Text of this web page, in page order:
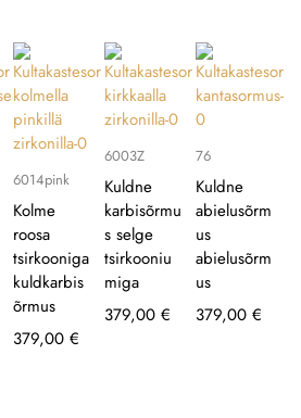
6014pink
Kolme
roosa
tsirkooniga
kuldkarbis
õrmus
379,00 €
6003Z
Kuldne
karbisõrmu
s selge
tsirkooniu
miga
379,00 €
76
Kuldne
abielusõrm
us
abielusõrm
us
379,00 €